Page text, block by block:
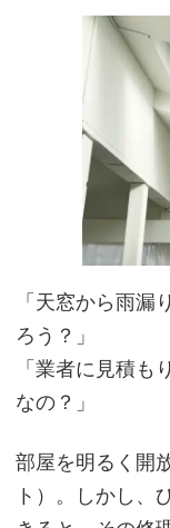
「天窓から雨漏
ろう？」
「業者に見積
なの？」
部屋を明るく開
ト）。しかし、